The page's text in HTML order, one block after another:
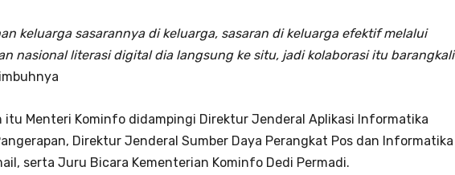
keluarga sasarannya di keluarga, sasaran di keluarga efektif melalui
nasional literasi digital dia langsung ke situ, jadi kolaborasi itu barangkali
imbuhnya
itu Menteri Kominfo didampingi Direktur Jenderal Aplikasi Informatika
Direktur Jenderal Sumber Daya Perangkat Pos dan Informatika
serta Juru Bicara Kementerian Kominfo Dedi Permadi.